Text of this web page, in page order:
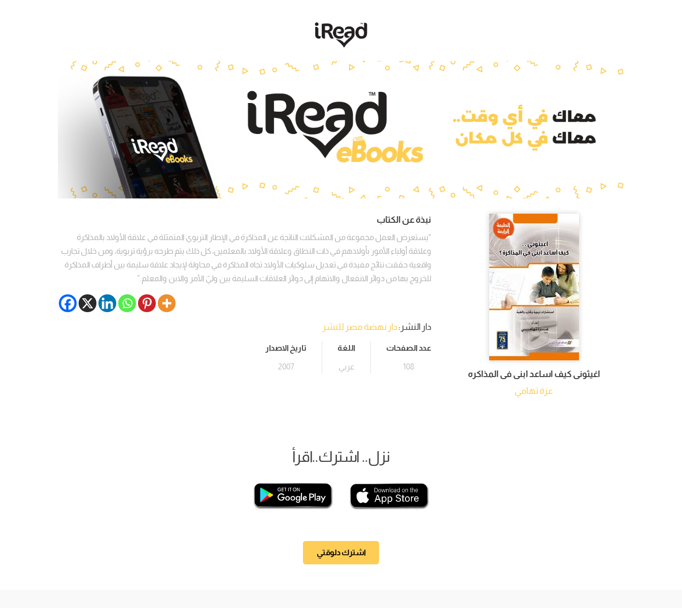
اغيثونى كيف اساعد ابنى فى المذاكره
عزة تهامي
نبذة عن الكتاب
“يستعرض العمل مجموعة من المشكلات الناتجة عن المذاكرة في الإطار التربوي المتمثلة في علاقة الأولاد بالمذاكرة
وعلاقة أولياء الأمور بأولادهم في ذات النطاق وعلاقة الأولاد بالمعلمين، كل ذلك يتم طرحه برؤية تربوية، ومن خلال تجارب
واقعية حققت نتائج مفيدة في تعديل سلوكيات الأولاد تجاه المذاكرة في محاولة لإيجاد علاقة سليمة بين أطراف المذاكرة
للخروج بها من دوائر الانفعال والاتهام إلى دوائر العلاقات السليمة بين وليّ الأمر والابن والمعلم.”
دار النشر:دار نهضة مصر للنشر
عدد الصفحات
108
اللغة
عربي
تاريخ الاصدار
2007
نزل.. اشترك..اقرأ
اشترك دلوقتي